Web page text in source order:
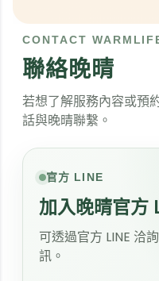
CONTACT
聯絡晚晴
若想了解服務內容或預
話與晚晴聯繫。
官方 LINE
加入晚晴官方
可透過官方 LINE 洽
訊。